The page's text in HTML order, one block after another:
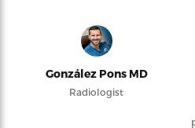
González Pons MD
Radiologist